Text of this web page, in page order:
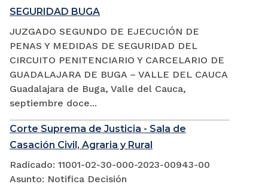
SEGURIDAD BUGA
JUZGADO SEGUNDO DE EJECUCIÓN DE
PENAS Y MEDIDAS DE SEGURIDAD DEL
CIRCUITO PENITENCIARIO Y CARCELARIO DE
GUADALAJARA DE BUGA – VALLE DEL CAUCA
Guadalajara de Buga, Valle del Cauca,
septiembre doce...
Corte Suprema de Justicia - Sala de
Casación Civil, Agraria y Rural
Radicado: 11001-02-30-000-2023-00943-00
Asunto: Notifica Decisión